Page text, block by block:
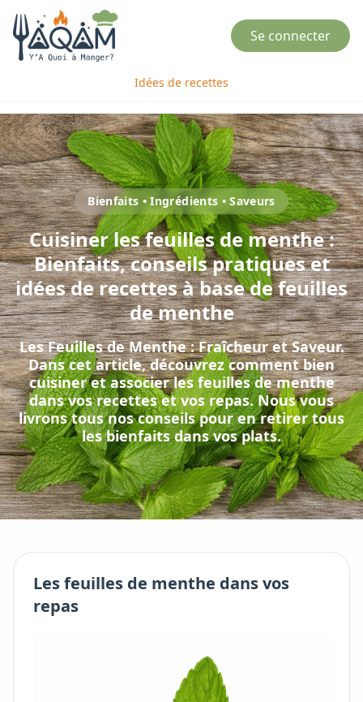
Se connecter
Idées de recettes
Bienfaits • Ingrédients • Saveurs
Cuisinerlesfeuilles de menthe:
Bienfaits, conseils pratiques et
idées de recettes à base defeuilles
de menthe
Les Feuilles de Menthe : Fraîcheur et Saveur.
Dans cet article, découvrez comment bien
cuisiner et associerlesfeuilles de menthe
dans vos recettes et vos repas. Nous vous
livrons tous nos conseils pour en retirer tous
les bienfaits dans vos plats.
Lesfeuilles de menthe dans vos
repas